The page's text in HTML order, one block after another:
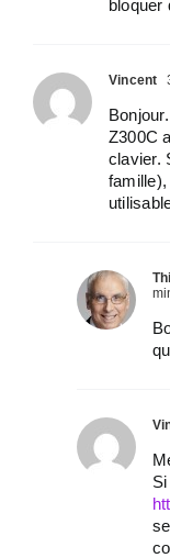
bloquer
Vincent
Z300C
clavier.